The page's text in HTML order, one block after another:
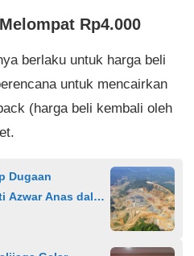
Rp4.000
berlaku untuk harga beli
untuk mencairkan
(harga beli kembali oleh
Dugaan
Azwar Anas dalam
Pitu